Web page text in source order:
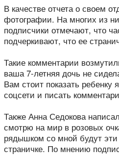
В качестве отчета о своем
фотографии. На многих из
подписчики отмечают, что
подчеркивают, что ее
Такие комментарии
ваша 7-летняя дочь не
Вам стоит показать
соцсети и писать
Также Анна Седокова
смотрю на мир в розовых
рядышком со мной будут эти
страничке. По мнению